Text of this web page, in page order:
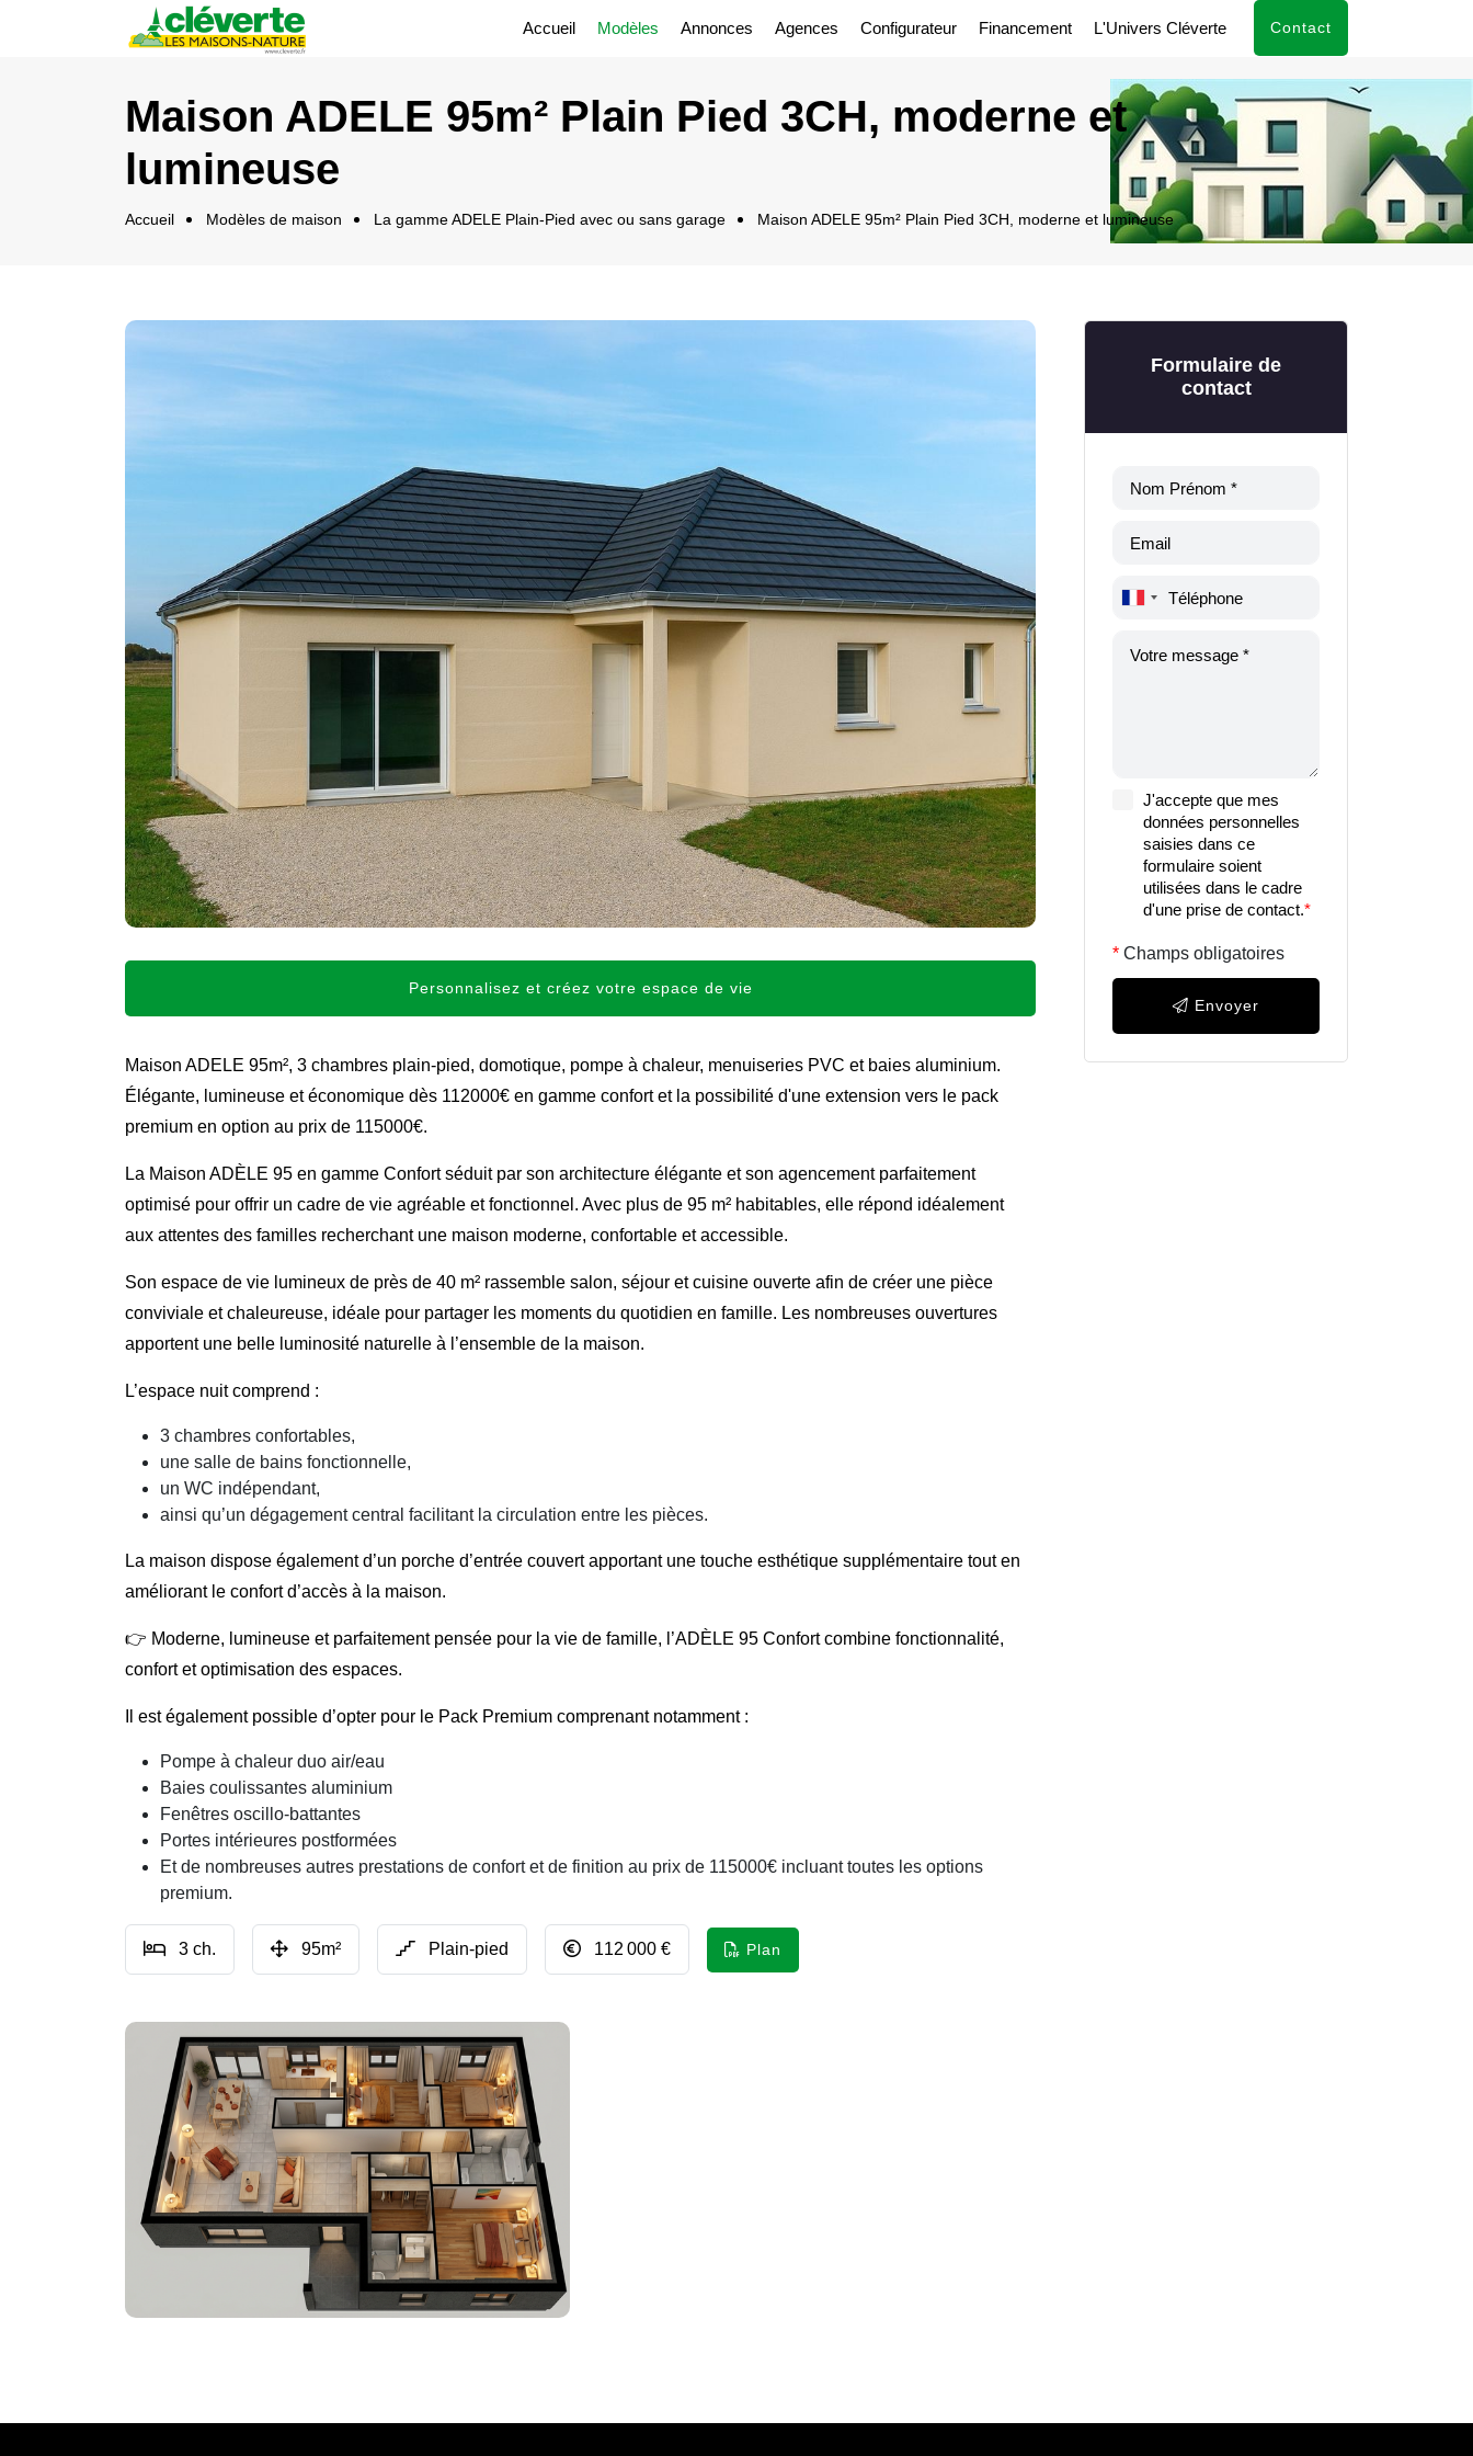
Accueil Modèles Annonces Agences Configurateur Financement L'Univers Cléverte Contact
Maison ADELE 95m² Plain Pied 3CH, moderne et
lumineuse
Accueil Modèles de maison La gamme ADELE Plain-Pied avec ou sans garage Maison ADELE 95m² Plain Pied 3CH, moderne et lumineuse
Personnalisez et créez votre espace de vie
Maison ADELE 95m², 3 chambres plain-pied, domotique, pompe à chaleur, menuiseries PVC et baies aluminium.
Élégante, lumineuse et économique dès 112000€ en gamme confort et la possibilité d'une extension vers le pack
premium en option au prix de 115000€.
La Maison ADÈLE 95 en gamme Confort séduit par son architecture élégante et son agencement parfaitement
optimisé pour offrir un cadre de vie agréable et fonctionnel. Avec plus de 95 m² habitables, elle répond idéalement
aux attentes des familles recherchant une maison moderne, confortable et accessible.
Son espace de vie lumineux de près de 40 m² rassemble salon, séjour et cuisine ouverte afin de créer une pièce
conviviale et chaleureuse, idéale pour partager les moments du quotidien en famille. Les nombreuses ouvertures
apportent une belle luminosité naturelle à l’ensemble de la maison.
L’espace nuit comprend :
3 chambres confortables,
une salle de bains fonctionnelle,
un WC indépendant,
ainsi qu’un dégagement central facilitant la circulation entre les pièces.
La maison dispose également d’un porche d’entrée couvert apportant une touche esthétique supplémentaire tout en
améliorant le confort d’accès à la maison.
👉 Moderne, lumineuse et parfaitement pensée pour la vie de famille, l’ADÈLE 95 Confort combine fonctionnalité,
confort et optimisation des espaces.
Il est également possible d’opter pour le Pack Premium comprenant notamment :
Pompe à chaleur duo air/eau
Baies coulissantes aluminium
Fenêtres oscillo-battantes
Portes intérieures postformées
Et de nombreuses autres prestations de confort et de finition au prix de 115000€ incluant toutes les options
premium.
3 ch. 95m² Plain-pied 112 000 € Plan
Formulaire de
contact
J'accepte que mes
données personnelles
saisies dans ce
formulaire soient
utilisées dans le cadre
d'une prise de contact.*
Champs obligatoires
Envoyer
Panneau de gestion des cookies